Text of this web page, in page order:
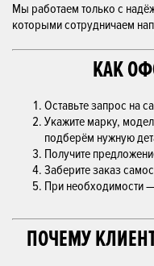
Мы работаем только с
которыми сотрудничаем
КАК
Оставьте запрос на
Укажите марку,
подберём нужную
Получите
Заберите заказ
При необходимости
ПОЧЕМУ